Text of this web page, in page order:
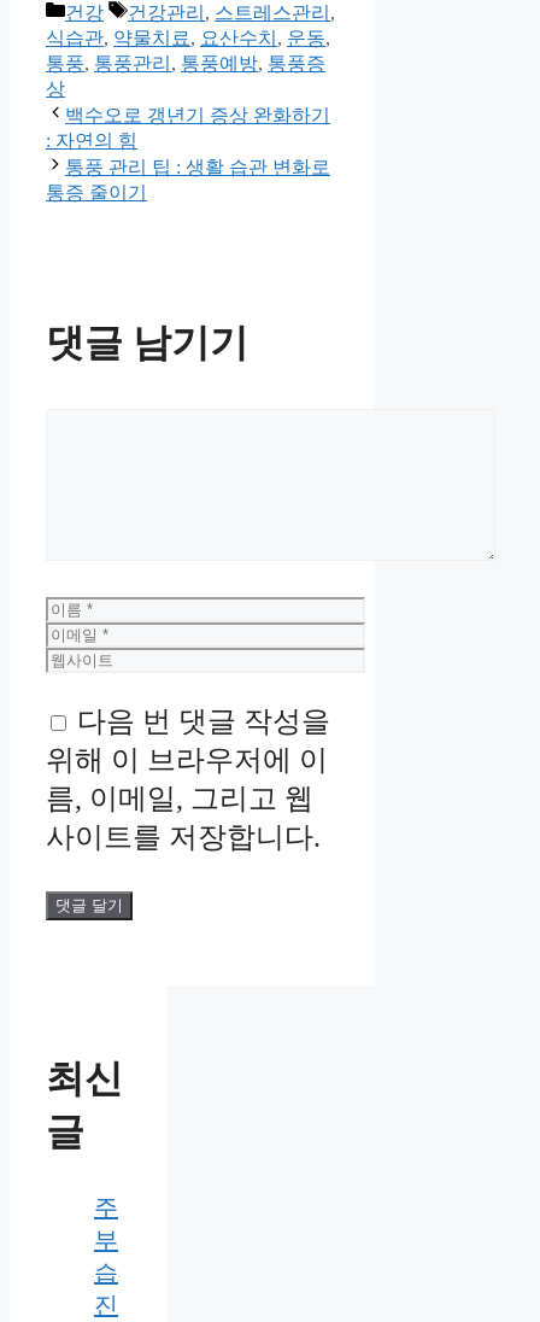
카
테
고
리
건강
태
그
건강관리 , 스트레스관리 ,
식습관, 약물치료, 요산수치 , 운동,
통풍, 통풍관리 , 통풍예방, 통풍증
상
백수오로 갱년기 증상 완화하기
: 자연의 힘
통풍 관리 팁 : 생활 습관 변화로
통증 줄이기
댓글 남기기
이
름
이
메
웹
트
다음 번 댓글 작성을
위해 이 브라우저에 이
름, 이메일, 그리고 웹
사이트를 저장합니다.
최신
글
주
부
습
진